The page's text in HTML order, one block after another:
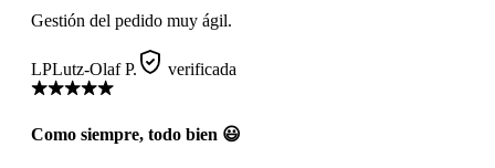
Gestión del pedido muy ágil.
LPLutz-Olaf P. verificada
Como siempre, todo bien 😃